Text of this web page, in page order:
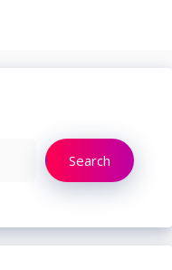
Search